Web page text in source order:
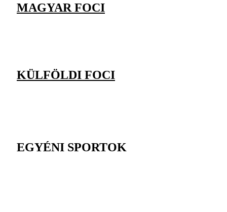
MAGYAR FOCI
KÜLFÖLDI FOCI
EGYÉNI SPORTOK